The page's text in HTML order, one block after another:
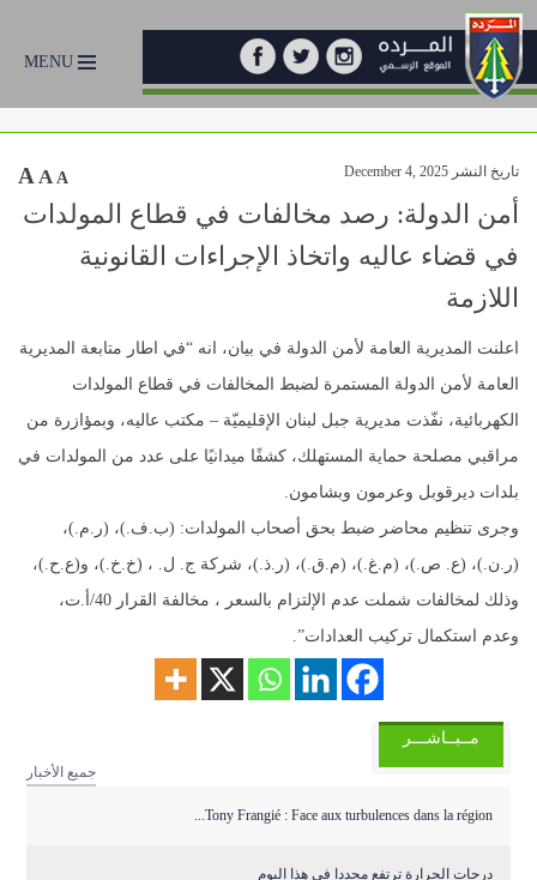
MENU
تاريخ النشر December 4, 2025 A A A
أمن الدولة: رصد مخالفات في قطاع المولدات
في قضاء عاليه واتخاذ الإجراءات القانونية
اللازمة
اعلنت المديرية العامة لأمن الدولة في بيان، انه “في اطار متابعة المديرية
العامة لأمن الدولة المستمرة لضبط المخالفات في قطاع المولدات
الكهربائية، نفّذت مديرية جبل لبنان الإقليميّة – مكتب عاليه، وبمؤازرة من
مراقبي مصلحة حماية المستهلك، كشفًا ميدانيًا على عدد من المولدات في
بلدات ديرقوبل وعرمون وبشامون.
وجرى تنظيم محاضر ضبط بحق أصحاب المولدات: (ب.ف.)، (ر.م.)،
(ر.ن.)، (ع. ص.)، (م.غ.)، (م.ق.)، (ر.ذ.)، شركة ج. ل. ، (خ.خ.)، و(ع.ح.)،
وذلك لمخالفات شملت عدم الإلتزام بالسعر ، مخالفة القرار 40/أ.ت،
وعدم استكمال تركيب العدادات”.
مــبــاشـــر
جميع الأخبار
Tony Frangié : Face aux turbulences dans la région...
درجات الحرارة ترتفع مجددا في هذا اليوم